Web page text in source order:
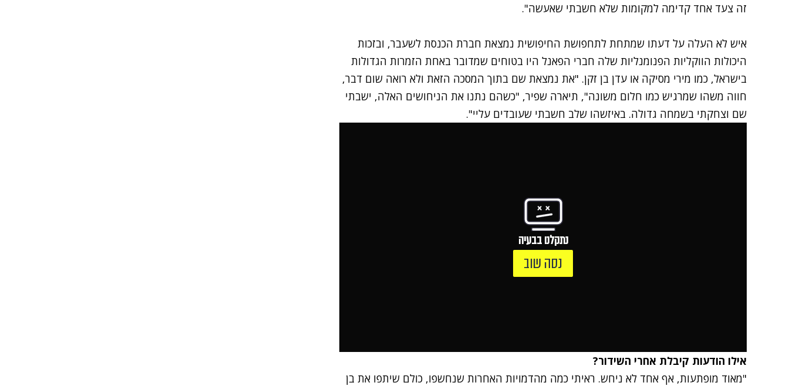
זה צעד אחד קדימה למקומות שלא חשבתי שאעשה".
איש לא העלה על דעתו שמתחת לתחפושת החיפושית נמצאת חברת הכנסת לשעבר, ובזכות
היכולות הווקליות הפנומנליות שלה חברי הפאנל היו בטוחים שמדובר באחת הזמרות הגדולות
בישראל, כמו מירי מסיקה או עדן בן זקן. "את נמצאת שם בתוך המסכה הזאת ולא רואה שום דבר,
חווה משהו שמרגיש כמו חלום משונה", תיארה שפיר, "כשהם נתנו את הניחושים האלה, ישבתי
שם וצחקתי בשמחה גדולה. באיזשהו שלב חשבתי שעובדים עליי".
נתקלנו בבעיה
נסה שוב
אילו הודעות קיבלת אחרי השידור?
"מאוד מופתעות, אף אחד לא ניחש. ראיתי כמה מהדמויות האחרות שנחשפו, כולם שיתפו את בן